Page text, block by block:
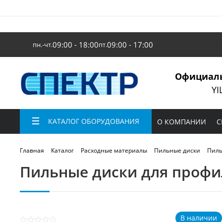
пн.-чт.09:00 - 18:00пт.09:00 - 17:00
КАТАЛОГ ОБОРУДОВАНИЯ О КОМПАНИИ
Главная Каталог Расходные материалы Пильные диски
Пильные диски для
В наличии